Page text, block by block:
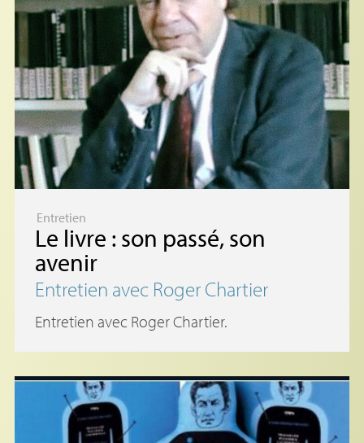
Entretien
Le livre : son passé, son
avenir
Entretien avec Roger Chartier
Entretien avec Roger Chartier.